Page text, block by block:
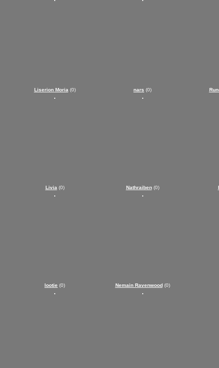
Liserion Moria (0)
Livia (0)
lootie (0)
nars (0)
Nathraiben(0)
Nemain Ravenwood(0)